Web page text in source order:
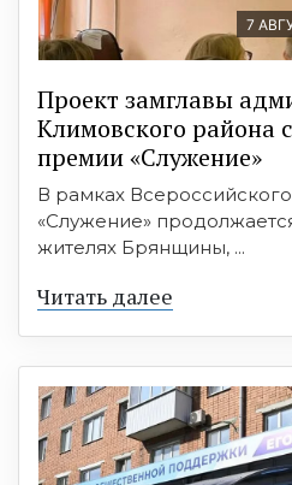
7
Проект замглавы
Климовского района
премии «Служение»
В рамках
«Служение»
жителях Брянщины, ...
Читать далее